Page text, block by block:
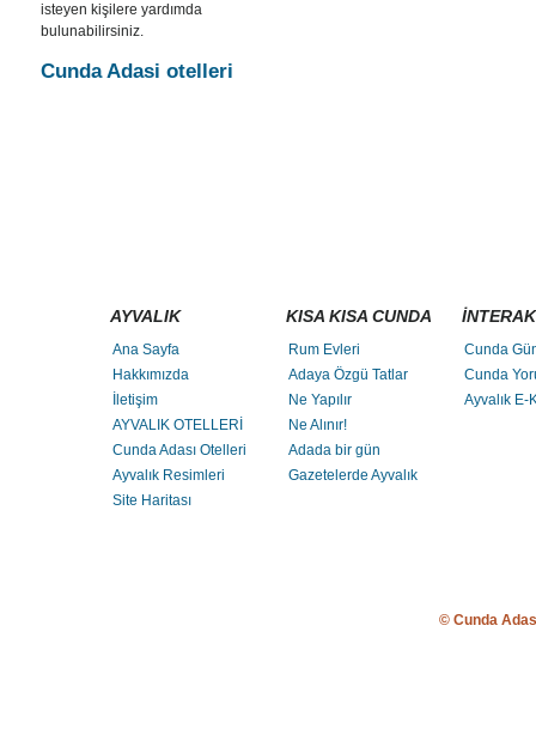
isteyen kişilere yardımda
bulunabilirsiniz.
Cunda Adasi otelleri
AYVALIK KISA KISA CUNDA
Ana Sayfa
Hakkımızda
İletişim
AYVALIK OTELLERİ
Cunda Adası Otelleri
Ayvalık Resimleri
Site Haritası
Rum Evleri
Adaya Özgü Tatlar
Ne Yapılır
Ne Alınır!
Adada bir gün
Gazetelerde Ayvalık
Cunda
Cunda
Ayvalık E-
© Cunda